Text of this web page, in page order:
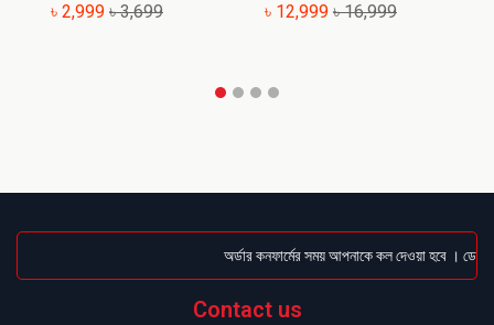
৳ 2,999 ৳ 3,699 ৳ 12,999 ৳ 16,999
অর্ডার কনফার্মের সময় আপনাকে কল দেওয়া হবে ।
Contact us